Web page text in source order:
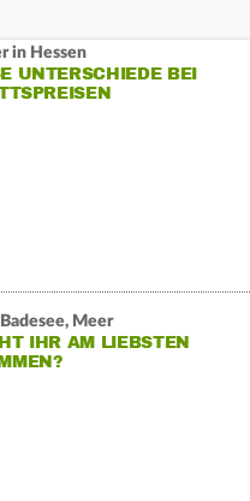
in Hessen
UNTERSCHIEDE BEI E
Meer
IHR AM LIEBSTEN